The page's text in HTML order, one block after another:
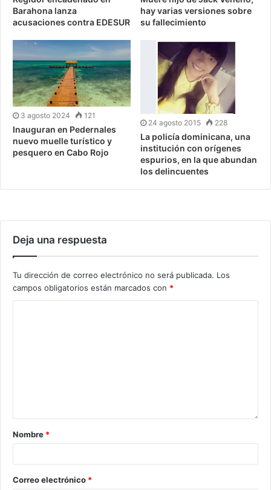
Barahona lanza
acusaciones contra EDESUR
hay varias versiones sobre
su fallecimiento
3 agosto 2024 121
Inauguran en Pedernales
nuevo muelle turístico y
pesquero en Cabo Rojo
24 agosto 2015 228
La policía dominicana, una
institución con orígenes
espurios, en la que abundan
los delincuentes
Deja una respuesta
Tu dirección de correo electrónico no será publicada. Los
campos obligatorios están marcados con *
Nombre *
Correo electrónico *